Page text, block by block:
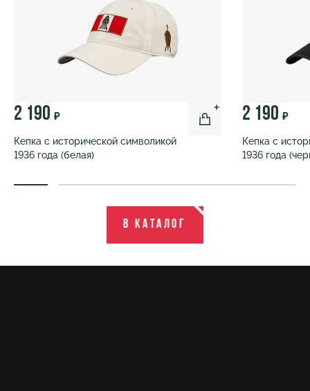
2 190 ₽
Кепка с исторической символикой
1936 года (белая)
2 190 ₽
Кепка с
1936 года
В каталог